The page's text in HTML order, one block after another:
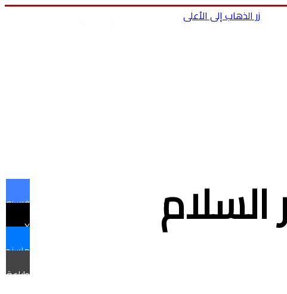
X
ماسنجر
طباعة
زر الذهاب إلى الأعلى